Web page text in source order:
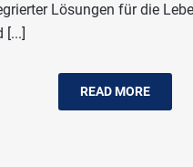
Lösungen für die
[...]
READ MORE